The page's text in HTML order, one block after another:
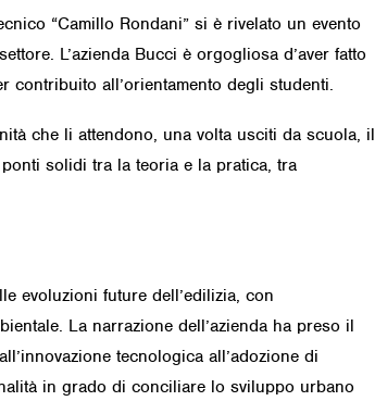
“Camillo Rondani” si è rivelato un evento
L’azienda Bucci è orgogliosa d’aver fatto
contribuito all’orientamento degli studenti.
che li attendono, una volta usciti da scuola, il
solidi tra la teoria e la pratica, tra
evoluzioni future dell’edilizia, con
La narrazione dell’azienda ha preso il
tecnologica all’adozione di
in grado di conciliare lo sviluppo urbano